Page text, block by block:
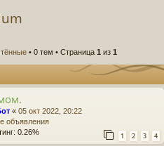
• 0 тем • Страница 1из 1
« 05 окт 2022, 20:22
объявления
1 2 3 4
0.26%